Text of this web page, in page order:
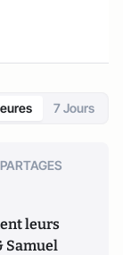
7 Jours
leurs
Samuel